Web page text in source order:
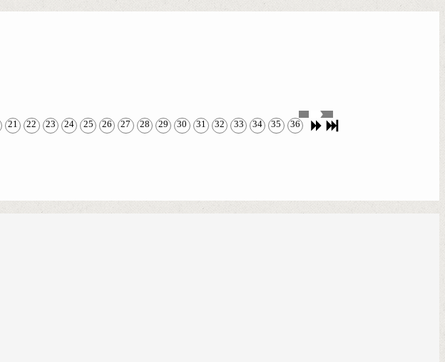
21 22 23 24 25 26 27 28 29 30 31 32 33 34 35
36